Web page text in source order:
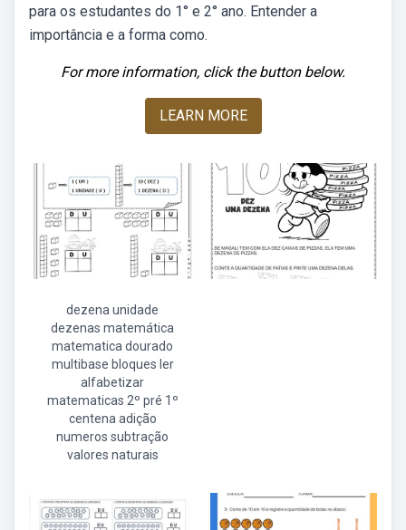
para os estudantes do 1° e 2° ano. Entender a
importância e a forma como.
For more information, click the button below.
LEARN MORE
dezena unidade
dezenas matemática
matematica dourado
multibase bloques ler
alfabetizar
matematicas 2º pré 1º
centena adição
numeros subtração
valores naturais